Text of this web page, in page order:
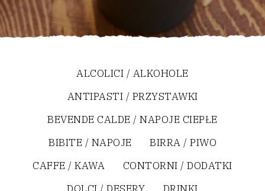
ALCOLICI / ALKOHOLE
ANTIPASTI / PRZYSTAWKI
BEVENDE CALDE / NAPOJE CIEPŁE
BIBITE / NAPOJE
BIRRA / PIWO
CAFFE / KAWA
CONTORNI / DODATKI